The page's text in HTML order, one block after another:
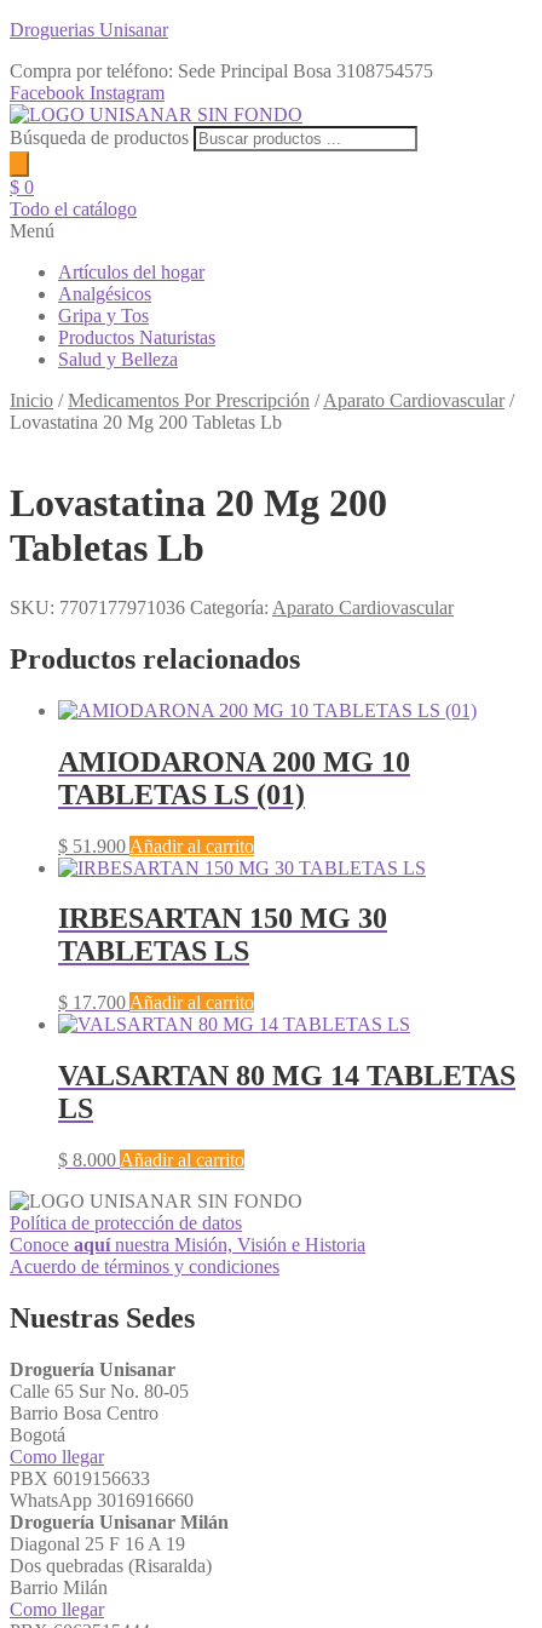
Droguerias Unisanar
Compra por teléfono: Sede Principal Bosa 3108754575
Facebook Instagram
Búsqueda de productos
$ 0
Todo el catálogo
Menú
Artículos del hogar
Analgésicos
Gripa y Tos
Productos Naturistas
Salud y Belleza
Inicio /Medicamentos Por Prescripción /Aparato Cardiovascular/
Lovastatina 20 Mg 200 Tabletas Lb
Lovastatina 20 Mg 200
Tabletas Lb
SKU: 7707177971036 Categoría: Aparato Cardiovascular
Productos relacionados
AMIODARONA 200 MG 10
TABLETAS LS (01)
$ 51.900 Añadir al carrito
IRBESARTAN 150 MG 30
TABLETAS LS
$ 17.700 Añadir al carrito
VALSARTAN 80 MG 14 TABLETAS
LS
$ 8.000 Añadir al carrito
Política de protección de datos
Conoce aquínuestra Misión, Visión e Historia
Acuerdo de términos y condiciones
Nuestras Sedes
Droguería Unisanar
Calle 65 Sur No. 80-05
Barrio Bosa Centro
Bogotá
Como llegar
PBX 6019156633
WhatsApp 3016916660
Droguería Unisanar Milán
Diagonal 25 F 16 A 19
Dos quebradas (Risaralda)
Barrio Milán
Como llegar